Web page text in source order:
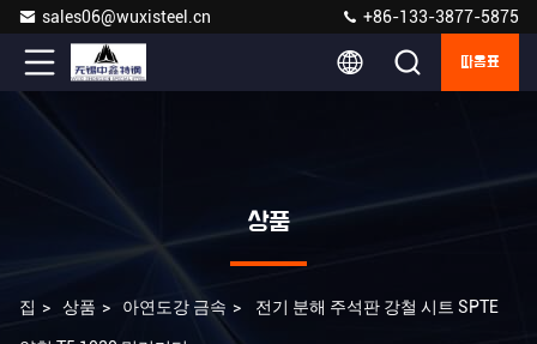
sales06@wuxisteel.cn +86-133-3877-5875
따옴표
상품
집 > 상품 > 아연도강 금속 > 전기 분해 주석판 강철 시트 SPTE